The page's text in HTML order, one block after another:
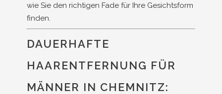
wie Sie den richtigen Fade für Ihre Gesichtsform
finden.
DAUERHAFTE
HAARENTFERNUNG FÜR
MÄNNER IN CHEMNITZ: